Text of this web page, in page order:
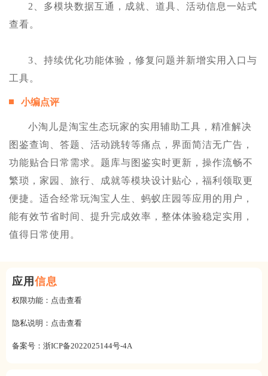
2、多模块数据互通，成就、道具、活动信息一站式
查看。
3、持续优化功能体验，修复问题并新增实用入口与
工具。
小编点评
小淘儿是淘宝生态玩家的实用辅助工具，精准解决
图鉴查询、答题、活动跳转等痛点，界面简洁无广告，
功能贴合日常需求。题库与图鉴实时更新，操作流畅不
繁琐，家园、旅行、成就等模块设计贴心，福利领取更
便捷。适合经常玩淘宝人生、蚂蚁庄园等应用的用户，
能有效节省时间、提升完成效率，整体体验稳定实用，
值得日常使用。
应用 信息
权限功能： 点击查看
隐私说明： 点击查看
备案号： 浙ICP备2022025144号-4A